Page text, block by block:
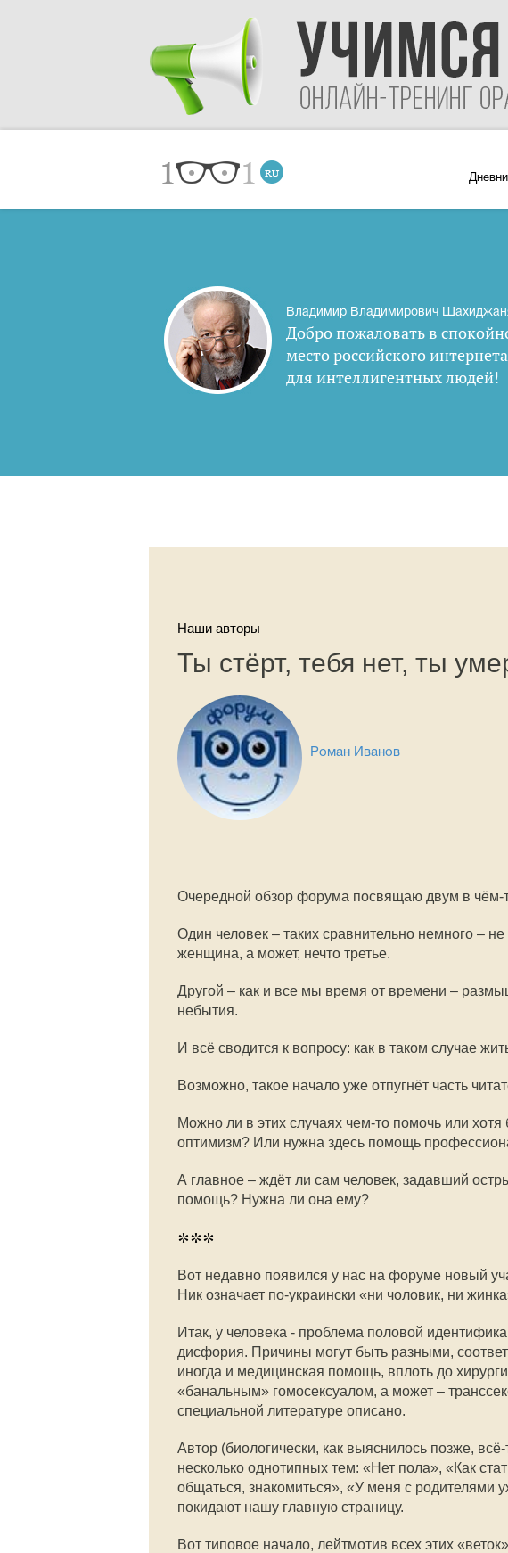
Владимир Владимирович
Добро пожаловать в
место российского интернета
для интеллигентных людей!
Наши авторы
Ты стёрт, тебя нет, ты
Роман Иванов
Очередной обзор форума посвящаю двум в чём-
Один человек – таких сравнительно немного –
женщина, а может, нечто третье.
Другой – как и все мы время от времени –
небытия.
И всё сводится к вопросу: как в таком случае
Возможно, такое начало уже отпугнёт часть
Можно ли в этих случаях чем-то помочь или
оптимизм? Или нужна здесь помощь
А главное – ждёт ли сам человек, задавший
помощь? Нужна ли она ему?
***
Вот недавно появился у нас на форуме новый
Ник означает по-украински «ни чоловик, ни
Итак, у человека - проблема половой
дисфория. Причины могут быть разными,
иногда и медицинская помощь, вплоть до
«банальным» гомосексуалом, а может –
специальной литературе описано.
Автор (биологически, как выяснилось позже,
несколько однотипных тем: «Нет пола», «Как
общаться, знакомиться», «У меня с родителями
покидают нашу главную страницу.
Вот типовое начало, лейтмотив всех этих